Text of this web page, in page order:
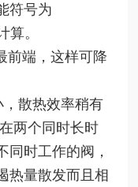
符号为
算。
前端，这样可降
散热效率稍有
两个同时长时
同时工作的阀，
热量散发而且相